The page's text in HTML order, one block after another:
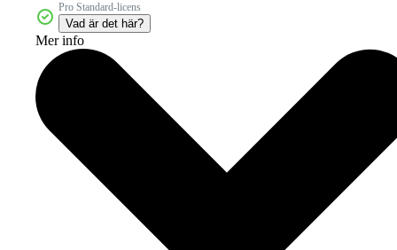
Pro Standard-licens
Vad är det här?
Mer info